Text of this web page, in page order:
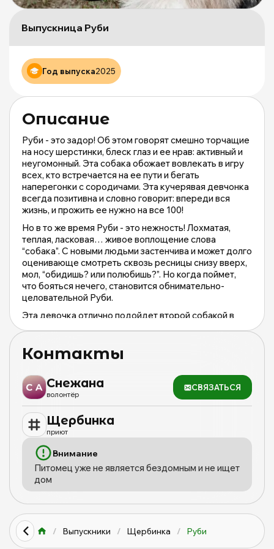
Описание
Руби - это задор! Об этом говорят смешно торчащие
на носу шерстинки, блеск глаз и ее нрав: активный и
неугомонный. Эта собака обожает вовлекать в игру
всех, кто встречается на ее пути и бегать
наперегонки с сородичами. Эта кучерявая девчонка
всегда позитивна и словно говорит: впереди вся
жизнь, и прожить ее нужно на все 100!
Но в то же время Руби - это нежность! Лохматая,
теплая, ласковая… живое воплощение слова
“собака”. С новыми людьми застенчива и может долго
оценивающе смотреть сквозь ресницы снизу вверх,
мол, “обидишь? или полюбишь?”. Но когда поймет,
что бояться нечего, становится обнимательно-
целовательной Руби.
Эта девочка отлично подойдет второй собакой в
семью, она любит брать пример с более смелых
стать.
Контакты
Снежана
волонтёр
СВЯЗАТЬСЯ
Щербинка
приют
Внимание
Питомец уже не является бездомным и не ищет
дом
Выпускница Руби
Год выпуска2025
/ Выпускники / Щербинка / Руби